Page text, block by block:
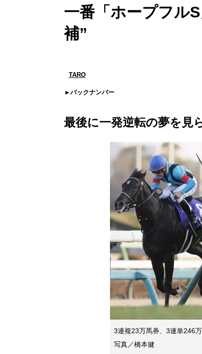
一番「ホープフル
補”
TARO
バックナンバー
最後に一発逆転の夢を見
3連複23万馬券、3連単246
写真／橋本健